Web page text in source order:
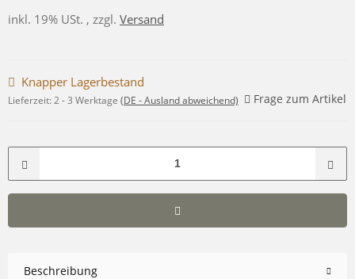
inkl. 19% USt. , zzgl. Versand
Knapper Lagerbestand
Lieferzeit: 2 - 3 Werktage (DE - Ausland abweichend) Frage zum Artikel
Beschreibung